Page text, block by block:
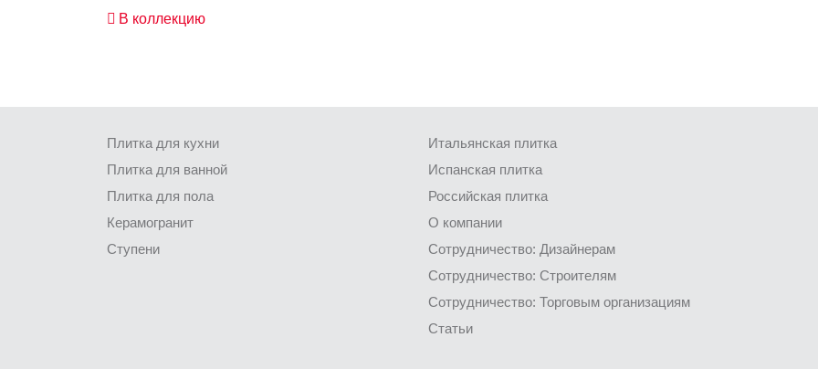
В коллекцию
Плитка для кухни
Плитка для ванной
Плитка для пола
Керамогранит
Ступени
Итальянская плитка
Испанская плитка
Российская плитка
О компании
Сотрудничество: Дизайнерам
Сотрудничество: Строителям
Сотрудничество: Торговым организациям
Статьи